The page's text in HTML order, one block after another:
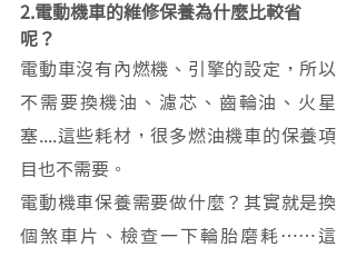
2.電動機車的維修保養為什麼比較省
呢？
電動車沒有內燃機、引擎的設定，所以
不需要換機油、濾芯、齒輪油、火星
塞....這些耗材，很多燃油機車的保養項
目也不需要。
電動機車保養需要做什麼？其實就是換
個煞車片、檢查一下輪胎磨耗⋯⋯這